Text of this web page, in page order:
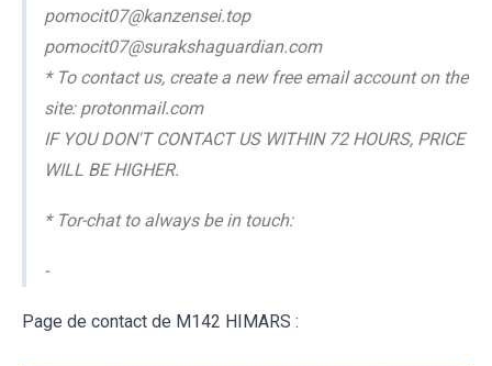
pomocit07@kanzensei.top
pomocit07@surakshaguardian.com
* To contact us, create a new free email account on the
site: protonmail.com
IF YOU DON'T CONTACT US WITHIN 72 HOURS, PRICE
WILL BE HIGHER.
* Tor-chat to always be in touch:
-
Page de contact de M142 HIMARS :